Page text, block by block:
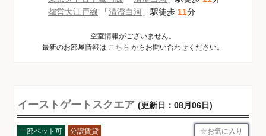
都営大江戸線 「清澄白河 」駅徒歩 11分
空室情報がございません。
最新のお部屋情報は こちら からお問い合わせください。
イーストゲートスクエア (更新日：08月06日)
一部ペット可 分譲賃貸 お気に入り